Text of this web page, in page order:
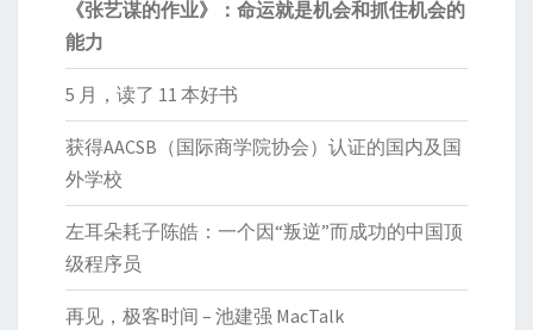
《张艺谋的作业》：命运就是机会和抓住机会的
能力
5 月，读了 11 本好书
获得AACSB（国际商学院协会）认证的国内及国
外学校
左耳朵耗子陈皓：一个因“叛逆”而成功的中国顶
级程序员
再见，极客时间 – 池建强 MacTalk